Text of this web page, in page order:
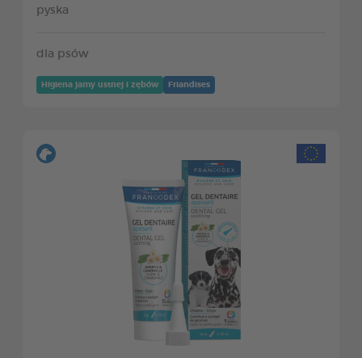
pyska
dla psów
Higiena jamy ustnej i zębów Friandises